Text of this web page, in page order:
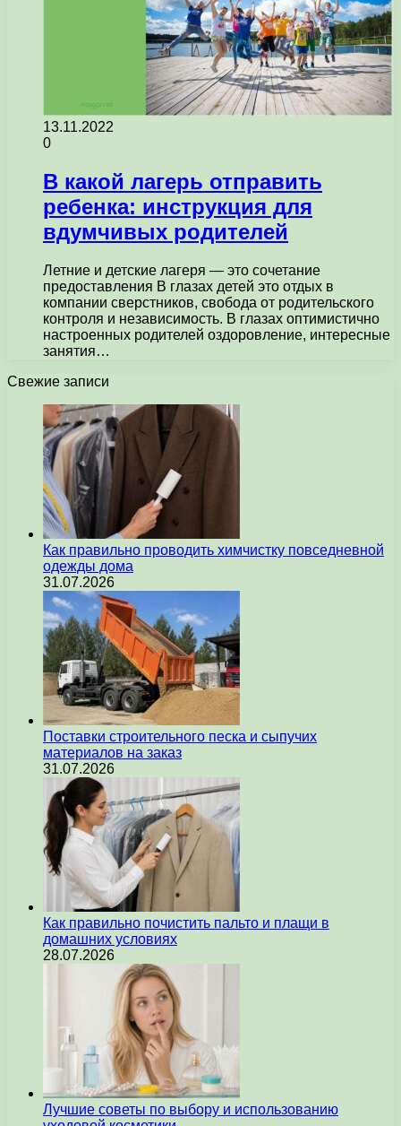
13.11.2022
0
В какой лагерь отправить
ребенка: инструкция для
вдумчивых родителей
Летние и детские лагеря — это сочетание
предоставления В глазах детей это отдых в
компании сверстников, свобода от родительского
контроля и независимость. В глазах оптимистично
настроенных родителей оздоровление, интересные
занятия…
Свежие записи
Как правильно проводить химчистку повседневной
одежды дома
31.07.2026
Поставки строительного песка и сыпучих
материалов на заказ
31.07.2026
Как правильно почистить пальто и плащи в
домашних условиях
28.07.2026
Лучшие советы по выбору и использованию